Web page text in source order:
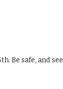
Be safe, and